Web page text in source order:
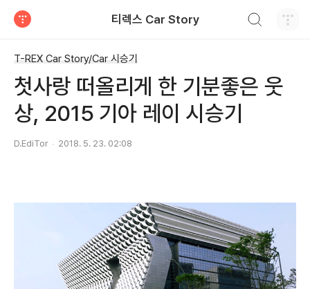
티렉스 Car Story
T-REX Car Story/Car 시승기
첫사랑 떠올리게 한 기분좋은 웃
상, 2015 기아 레이 시승기
D.EdiTor 2018. 5. 23. 02:08